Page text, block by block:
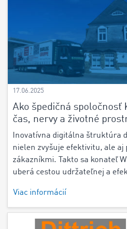
17.06.2025
Ako špedičná
čas, nervy a životné
Inovatívna digitálna štruktúra
nielen zvyšuje efektivitu, ale aj
zákazníkmi. Takto sa konateľ
uberá cestou udržateľnej a
Viac informácií